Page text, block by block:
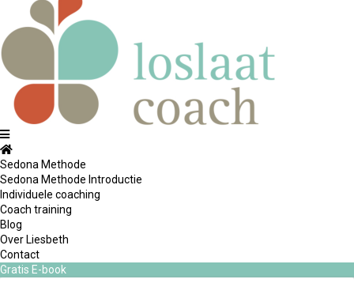
Sedona Methode
Sedona Methode Introductie
Individuele coaching
Coach training
Blog
Over Liesbeth
Contact
Gratis E-book